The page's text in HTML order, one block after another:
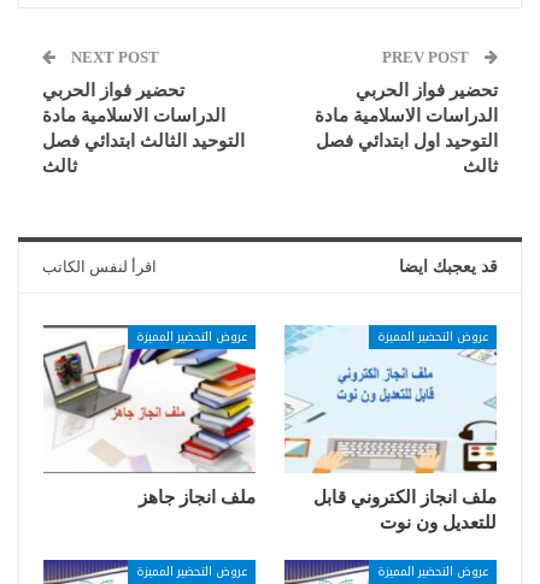
تحضير فواز الحربي
الدراسات الاسلامية مادة
التوحيد اول ابتدائي فصل
ثالث
NEXT POST
تحضير فواز الحربي
الدراسات الاسلامية مادة
التوحيد الثالث ابتدائي فصل
ثالث
قد يعجبك ايضا اقرأ لنفس الكاتب
عروض التحضير المميزة
ملف انجاز الكتروني قابل
للتعديل ون نوت
عروض التحضير المميزة
ملف انجاز جاهز
عروض التحضير المميزة عروض التحضير المميزة